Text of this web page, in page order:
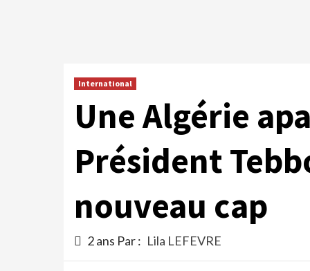
International
Une Algérie
Président
nouveau cap
2 ans Par : Lila LEFEVRE